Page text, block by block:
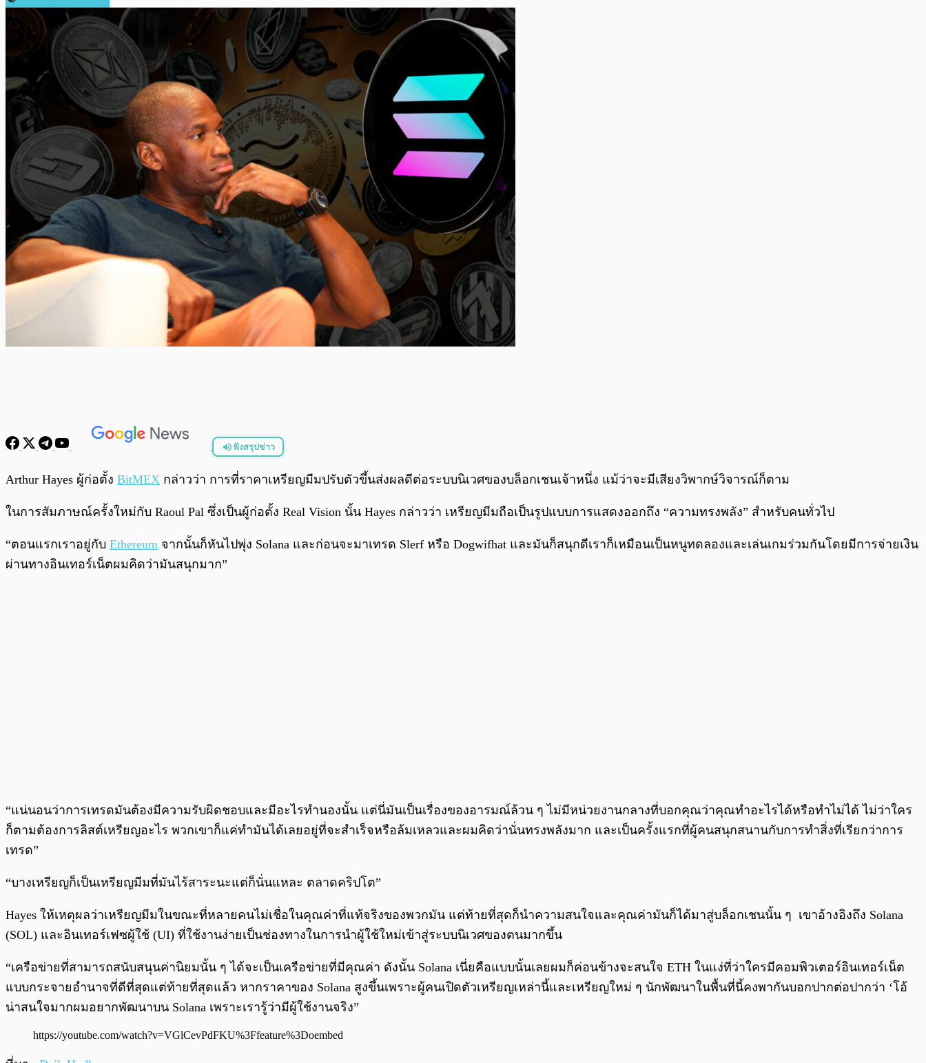
ฟังสรุปข่าว
พร้อมเล่น
Arthur Hayes ผู้ก่อตั้ง BitMEX กล่าวว่า การที่ราคาเหรียญมีมปรับตัวขึ้นส่งผลดีต่อระบบนิเวศของบล็อกเชนเจ้าหนึ่ง แม้ว่าจะมีเสียงวิพากษ์วิจารณ์ก็ตาม
ในการสัมภาษณ์ครั้งใหม่กับ Raoul Pal ซึ่งเป็นผู้ก่อตั้ง Real Vision นั้น Hayes กล่าวว่า เหรียญมีมถือเป็นรูปแบบการแสดงออกถึง “ความทรงพลัง” สำหรับคนทั่วไป
“ตอนแรกเราอยู่กับ Ethereum จากนั้นก็หันไปพุ่ง Solana และก่อนจะมาเทรด Slerf หรือ Dogwifhat และมันก็สนุกดีเราก็เหมือนเป็นหนูทดลองและเล่นเกมร่วมกันโดยมีการจ่ายเงิน
ผ่านทางอินเทอร์เน็ตผมคิดว่ามันสนุกมาก”
“แน่นอนว่าการเทรดมันต้องมีความรับผิดชอบและมีอะไรทำนองนั้น แต่นี่มันเป็นเรื่องของอารมณ์ล้วน ๆ ไม่มีหน่วยงานกลางที่บอกคุณว่าคุณทำอะไรได้หรือทำไม่ได้ ไม่ว่าใคร
ก็ตามต้องการลิสต์เหรียญอะไร พวกเขาก็แค่ทำมันได้เลยอยู่ที่จะสำเร็จหรือล้มเหลวและผมคิดว่านั่นทรงพลังมาก และเป็นครั้งแรกที่ผู้คนสนุกสนานกับการทำสิ่งที่เรียกว่าการ
เทรด”
“บางเหรียญก็เป็นเหรียญมีมที่มันไร้สาระนะแต่ก็นั่นแหละ ตลาดคริปโต”
Hayes ให้เหตุผลว่าเหรียญมีมในขณะที่หลายคนไม่เชื่อในคุณค่าที่แท้จริงของพวกมัน แต่ท้ายที่สุดก็นำความสนใจและคุณค่ามันก็ได้มาสู่บล็อกเชนนั้น ๆ เขาอ้างอิงถึง Solana
(SOL) และอินเทอร์เฟซผู้ใช้ (UI) ที่ใช้งานง่ายเป็นช่องทางในการนำผู้ใช้ใหม่เข้าสู่ระบบนิเวศของตนมากขึ้น
“เครือข่ายที่สามารถสนับสนุนค่านิยมนั้น ๆ ได้จะเป็นเครือข่ายที่มีคุณค่า ดังนั้น Solana เนี่ยคือแบบนั้นเลยผมก็ค่อนข้างจะสนใจ ETH ในแง่ที่ว่าใครมีคอมพิวเตอร์อินเทอร์เน็ต
แบบกระจายอำนาจที่ดีที่สุดแต่ท้ายที่สุดแล้ว หากราคาของ Solana สูงขึ้นเพราะผู้คนเปิดตัวเหรียญเหล่านี้และเหรียญใหม่ ๆ นักพัฒนาในพื้นที่นี้คงพากันบอกปากต่อปากว่า ‘โอ้
น่าสนใจมากผมอยากพัฒนาบน Solana เพราะเรารู้ว่ามีผู้ใช้งานจริง”
https://youtube.com/watch?v=VGlCevPdFKU%3Ffeature%3Doembed